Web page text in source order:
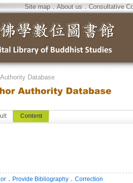
Site map．About us．Consultative
Database
Content
． Provide Bibliography ． Correction